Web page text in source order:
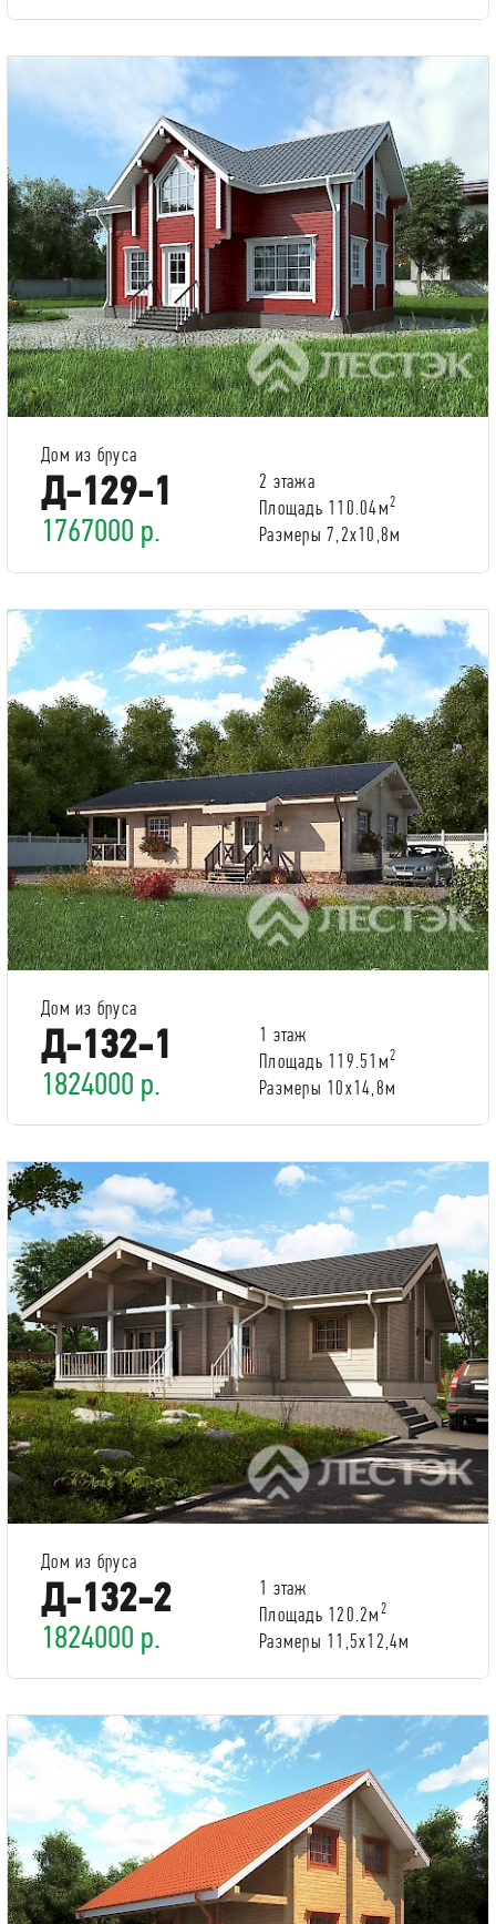
Дом из бруса
Д-129-1
1767000 р.
2 этажа
Площадь 110.04м2
Размеры 7,2х10,8м
Дом из бруса
Д-132-1
1824000 р.
1 этаж
Площадь 119.51м2
Размеры 10х14,8м
Дом из бруса
Д-132-2
1824000 р.
1 этаж
Площадь 120.2м2
Размеры 11,5x12,4м